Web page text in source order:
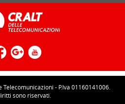
- P.Iva 01160141006.
sono riservati.